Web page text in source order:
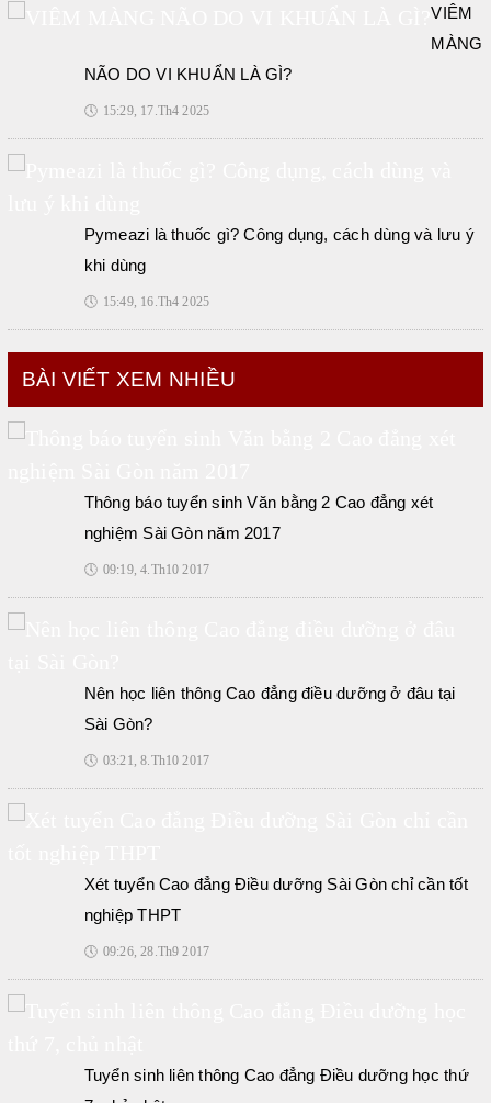
VIÊM
MÀNG
NÃO DO VI KHUẨN LÀ GÌ?
🕔 15:29, 17.Th4 2025
Pymeazi là thuốc gì? Công dụng, cách dùng và lưu ý
khi dùng
🕔 15:49, 16.Th4 2025
BÀI VIẾT XEM NHIỀU
Thông báo tuyển sinh Văn bằng 2 Cao đẳng xét
nghiệm Sài Gòn năm 2017
🕔 09:19, 4.Th10 2017
Nên học liên thông Cao đẳng điều dưỡng ở đâu tại
Sài Gòn?
🕔 03:21, 8.Th10 2017
Xét tuyển Cao đẳng Điều dưỡng Sài Gòn chỉ cần tốt
nghiệp THPT
🕔 09:26, 28.Th9 2017
Tuyển sinh liên thông Cao đẳng Điều dưỡng học thứ